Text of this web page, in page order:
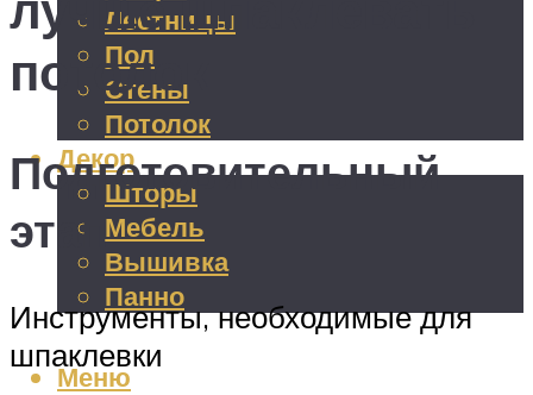
Лестницы
Пол
Стены
Потолок
Декор
Шторы
Мебель
Вышивка
Панно
Меню
потолок
Подготовительный
этап
Инструменты, необходимые для
шпаклевки